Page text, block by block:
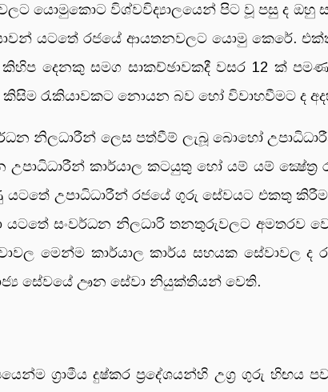
යොමුකොට විශ්වවිද්‍යාලයෙන් පිට වූ පසු ද ඔහු
යටතේ රජයේ ආයතනවලට යොමු කෙරේ.
දෙනකු සමග සාකච්ඡාවකදී වසර 12 ක් පමණ
රැකියාවකට නොයන බව හෝ විවාහවීමට ද
නිලධාරීන් ලෙස පත්වීම් ලැබූ බොහෝ
උපාධිධාරීන් කාර්යාල කටයුතු හෝ යම් යම්
උපාධිධාරීන් රජයේ ගුරු සේවයට එකතු
යටතේ සංවර්ධන නිලධාරි තනතුරුවලට අමතරව
මෙන්ම කාර්යාල කාර්ය සහයක සේවාවල ද
සේවයේ ඌන සේවා නියුක්තියන් වෙති.
ග්‍රාමීය දුෂ්කර ප්‍රදේශයන්හි උග්‍ර ගුරු හිඟය